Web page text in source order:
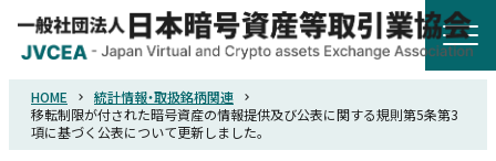
HOME
HOME
統計情報・取扱銘柄関連
移転制限が付された暗号資産の情報提供及び公表に関する規則第5条第3
項に基づく公表について更新しました。